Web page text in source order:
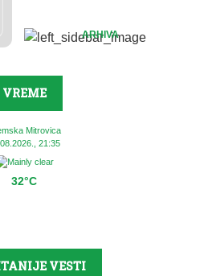
ARHIVA
VREME
Mitrovica
21:35
32°C
VESTI